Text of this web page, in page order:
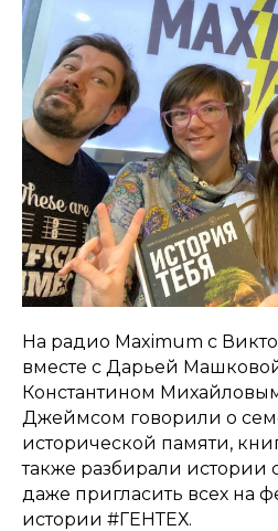
На радио Maximum с
вместе с Дарьей
Константином
Джеймсом говорили о
исторической памяти,
также разбирали истории
даже пригласить всех на
истории #ГЕНТЕХ.